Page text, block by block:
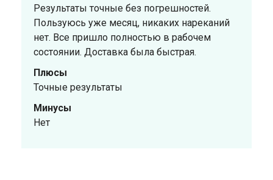
Результаты точные без погрешностей.
Пользуюсь уже месяц, никаких нареканий
нет. Все пришло полностью в рабочем
состоянии. Доставка была быстрая.
Плюсы
Точные результаты
Минусы
Нет